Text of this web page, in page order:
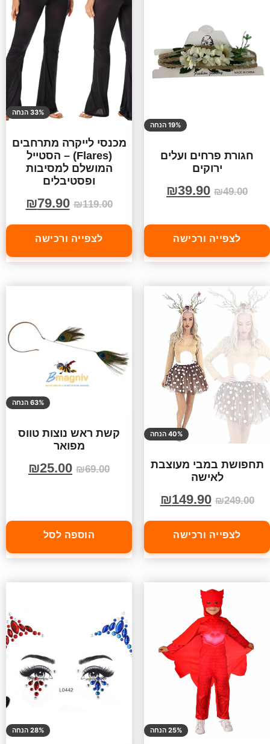
19% הנחה
חגורת פרחים ועלים
ירוקים
₪49.00
₪39.90
לצפייה ורכישה
33% הנחה
מכנסי לייקרה מתרחבים
(Flares) – הסטייל
המושלם למסיבות
ופסטיבלים
₪119.00
₪79.90
לצפייה ורכישה
40% הנחה
תחפושת במבי מעוצבת
לאישה
₪249.00
₪149.90
לצפייה ורכישה
63% הנחה
קשת ראש נוצות טווס
מפואר
₪69.00
₪25.00
הוספה לסל
25% הנחה 28% הנחה